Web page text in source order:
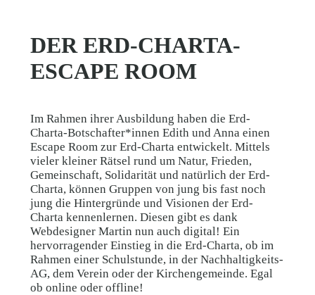
DER ERD-CHARTA-
ESCAPE ROOM
Im Rahmen ihrer Ausbildung haben die Erd-
Charta-Botschafter*innen Edith und Anna einen
Escape Room zur Erd-Charta entwickelt. Mittels
vieler kleiner Rätsel rund um Natur, Frieden,
Gemeinschaft, Solidarität und natürlich der Erd-
Charta, können Gruppen von jung bis fast noch
jung die Hintergründe und Visionen der Erd-
Charta kennenlernen. Diesen gibt es dank
Webdesigner Martin nun auch digital! Ein
hervorragender Einstieg in die Erd-Charta, ob im
Rahmen einer Schulstunde, in der Nachhaltigkeits-
AG, dem Verein oder der Kirchengemeinde. Egal
ob online oder offline!